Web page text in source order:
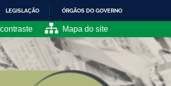
LEGISLAÇÃO ÓRGÃOS DO GOVERNO
Mapa do site